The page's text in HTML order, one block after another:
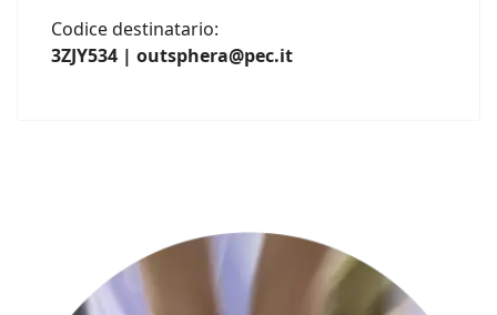
Codice destinatario:
3ZJY534 | outsphera@pec.it